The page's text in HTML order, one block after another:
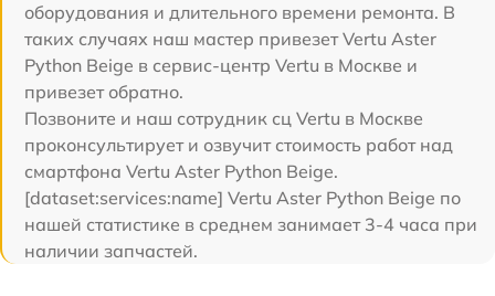
оборудования и длительного времени ремонта. В
таких случаях наш мастер привезет Vertu Aster
Python Beige в сервис-центр Vertu в Москве и
привезет обратно.
Позвоните и наш сотрудник сц Vertu в Москве
проконсультирует и озвучит стоимость работ над
смартфона Vertu Aster Python Beige.
[dataset:services:name] Vertu Aster Python Beige по
нашей статистике в среднем занимает 3-4 часа при
наличии запчастей.